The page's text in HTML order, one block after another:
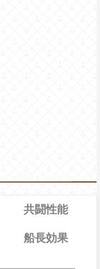
共闘性能
船長効果